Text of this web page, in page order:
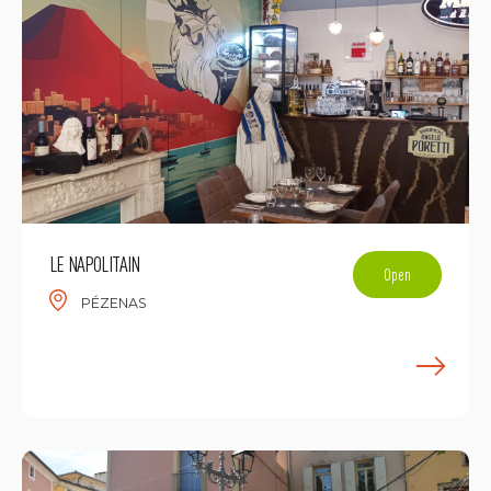
LE NAPOLITAIN
PÉZENAS
Open